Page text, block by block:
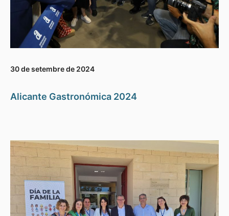
30 de setembre de 2024
Alicante Gastronómica 2024